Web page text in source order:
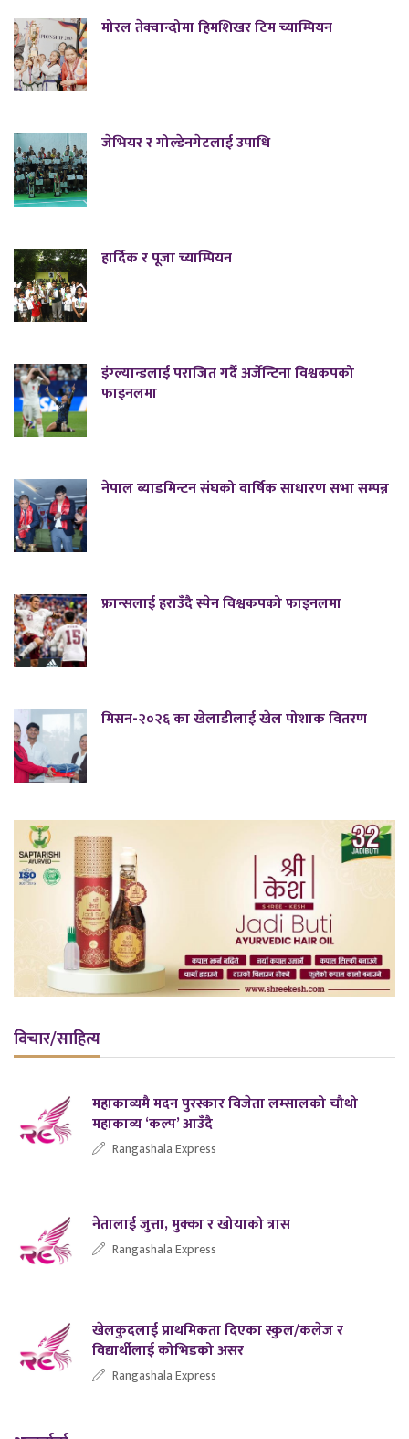
मोरल तेक्वान्दोमा हिमशिखर टिम च्याम्पियन
जेभियर र गोल्डेनगेटलाई उपाधि
हार्दिक र पूजा च्याम्पियन
इंग्ल्यान्डलाई पराजित गर्दै अर्जेन्टिना विश्वकपको
फाइनलमा
नेपाल ब्याडमिन्टन संघको वार्षिक साधारण सभा सम्पन्न
फ्रान्सलाई हराउँदै स्पेन विश्वकपको फाइनलमा
मिसन-२०२६ का खेलाडीलाई खेल पोशाक वितरण
विचार/साहित्य
महाकाव्यमै मदन पुरस्कार विजेता लम्सालको चौथो
महाकाव्य ‘कल्प’ आउँदै
Rangashala Express
नेतालाई जुत्ता, मुक्का र खोयाको त्रास
Rangashala Express
खेलकुदलाई प्राथमिकता दिएका स्कुल/कलेज र
विद्यार्थीलाई कोभिडको असर
Rangashala Express